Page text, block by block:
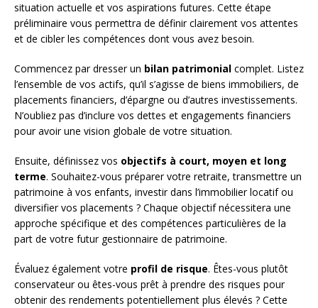
situation actuelle et vos aspirations futures. Cette étape
préliminaire vous permettra de définir clairement vos attentes
et de cibler les compétences dont vous avez besoin.
Commencez par dresser un bilan patrimonial complet. Listez
l’ensemble de vos actifs, qu’il s’agisse de biens immobiliers, de
placements financiers, d’épargne ou d’autres investissements.
N’oubliez pas d’inclure vos dettes et engagements financiers
pour avoir une vision globale de votre situation.
Ensuite, définissez vos objectifs à court, moyen et long
terme. Souhaitez-vous préparer votre retraite, transmettre un
patrimoine à vos enfants, investir dans l’immobilier locatif ou
diversifier vos placements ? Chaque objectif nécessitera une
approche spécifique et des compétences particulières de la
part de votre futur gestionnaire de patrimoine.
Évaluez également votre profil de risque. Êtes-vous plutôt
conservateur ou êtes-vous prêt à prendre des risques pour
obtenir des rendements potentiellement plus élevés ? Cette